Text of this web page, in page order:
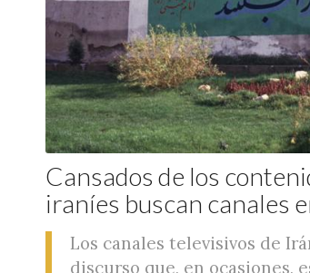
Cansados de los
iraníes buscan canales
Los canales televisivos de
discurso que, en ocasiones,